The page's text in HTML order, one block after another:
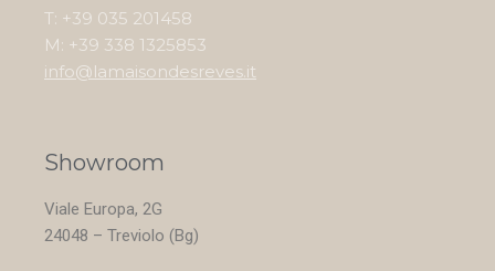
T: +39 035 201458
M: +39 338 1325853
info@lamaisondesreves.it
Showroom
Viale Europa, 2G
24048 – Treviolo (Bg)